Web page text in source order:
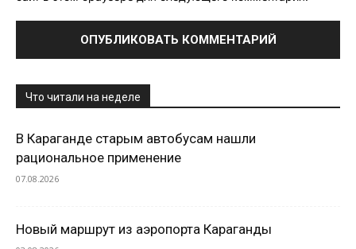
Что читали на неделе
В Караганде старым автобусам нашли
рациональное применение
07.08.2026
Новый маршрут из аэропорта Караганды